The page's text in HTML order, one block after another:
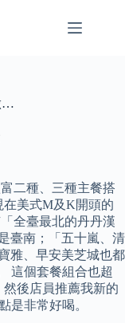
…
二種、三種主餐搭
在美式M及K開頭的
全臺最北的丹丹漢
臺南；「五十嵐、清
雅、早安美芝城也都
這個套餐組合也超
後店員推薦我新的
是非常好喝。